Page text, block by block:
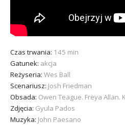
Czas trwania: 145 min
Gatunek: akcja
Reżyseria: Wes Ball
Scenariusz: Josh Friedman
Obsada: Owen Teague. Freya Allan.
Zdjęcia: Gyula Pados
Muzyka: John Paesano